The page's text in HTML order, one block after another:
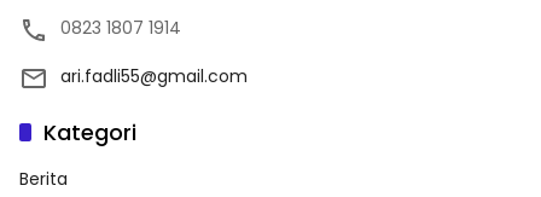
0823 1807 1914
ari.fadli55@gmail.com
Kategori
Berita